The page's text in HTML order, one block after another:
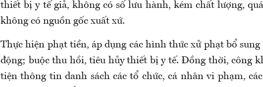
thiết bị y tế giả, không có số lưu hành, kém chất lượng,
không có nguồn gốc xuất xứ.
Thực hiện phạt tiền, áp dụng các hình thức xử phạt bổ
động; buộc thu hồi, tiêu hủy thiết bị y tế. Đồng thời, công
tiện thông tin danh sách các tổ chức, cá nhân vi phạm,